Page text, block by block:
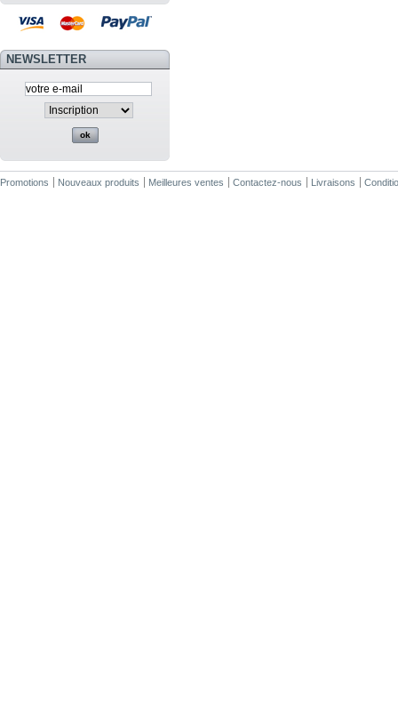
NEWSLETTER
Promotions Nouveaux produits Meilleures ventes Contactez-nous Livraisons